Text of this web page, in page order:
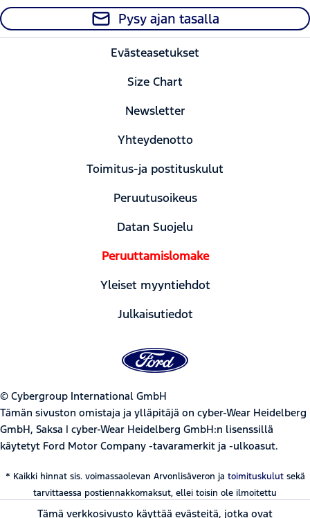
Pysy ajan tasalla
Evästeasetukset
Size Chart
Newsletter
Yhteydenotto
Toimitus-ja postituskulut
Peruutusoikeus
Datan Suojelu
Peruuttamislomake
Yleiset myyntiehdot
Julkaisutiedot
© Cybergroup International GmbH
Tämän sivuston omistaja ja ylläpitäjä on cyber-Wear Heidelberg
GmbH, Saksa | cyber-Wear Heidelberg GmbH:n lisenssillä
käytetyt Ford Motor Company -tavaramerkit ja -ulkoasut.
* Kaikki hinnat sis. voimassaolevan Arvonlisäveron ja toimituskulutsekä
tarvittaessa postiennakkomaksut, ellei toisin ole ilmoitettu
Tämä verkkosivusto käyttää evästeitä, jotka ovat